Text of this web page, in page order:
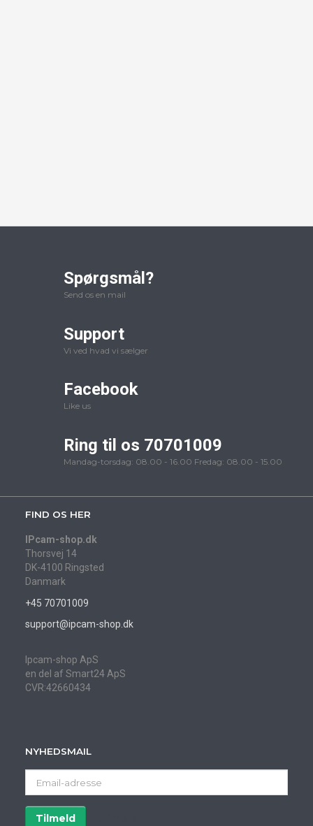
Spørgsmål?
Send os en mail
Support
Vi ved hvad vi sælger
Facebook
Like us
Ring til os 70701009
Mandag-torsdag: 08.00 - 16.00 Fredag: 08.00 - 15.00
FIND OS HER
IPcam-shop.dk
Thorsvej 14
DK-4100 Ringsted
Danmark
+45 70701009
support@ipcam-shop.dk
Ipcam-shop ApS
en del af Smart24 ApS
CVR:42660434
NYHEDSMAIL
adresse
Tilmeld